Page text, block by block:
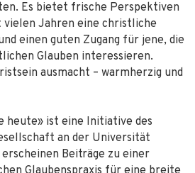
Es bietet frische Perspektiven
vielen Jahren eine christliche
einen guten Zugang für jene, die
Glauben interessieren.
ausmacht – warmherzig und
heute» ist eine Initiative des
an der Universität
Beiträge zu einer